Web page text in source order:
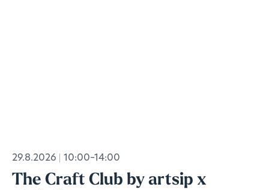
29.8.2026 10:00–14:00
The Craft Club by artsip x